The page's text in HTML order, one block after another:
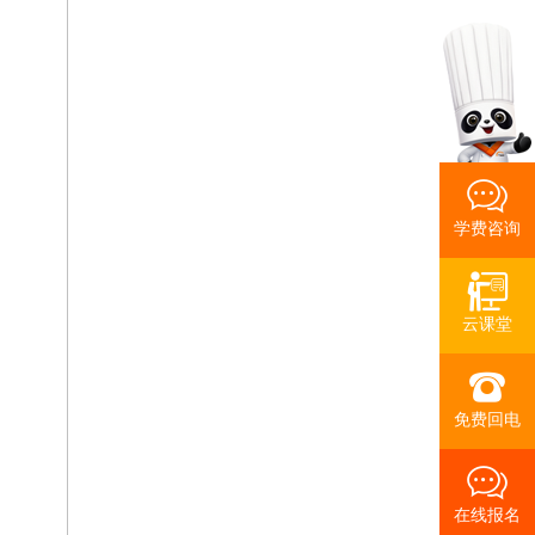
学费咨询
云课堂
免费回电
在线报名